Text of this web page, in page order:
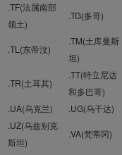
.TF(法属南部
领土)
.TG(多哥)
.TL(东帝汶)
.TM(土库曼斯
坦)
.TR(土耳其)
.TT(特立尼达
和多巴哥)
.UA(乌克兰)
.UG(乌干达)
.UZ(乌兹别克
斯坦)
.VA(梵蒂冈)